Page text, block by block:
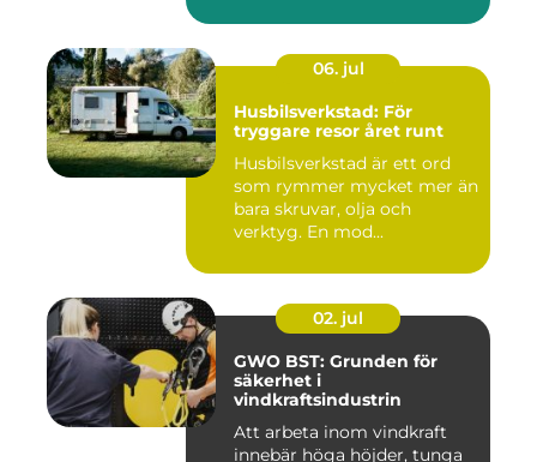
06. jul
Husbilsverkstad: För
tryggare resor året runt
Husbilsverkstad är ett ord
som rymmer mycket mer än
bara skruvar, olja och
verktyg. En mod...
02. jul
GWO BST: Grunden för
säkerhet i
vindkraftsindustrin
Att arbeta inom vindkraft
innebär höga höjder, tunga